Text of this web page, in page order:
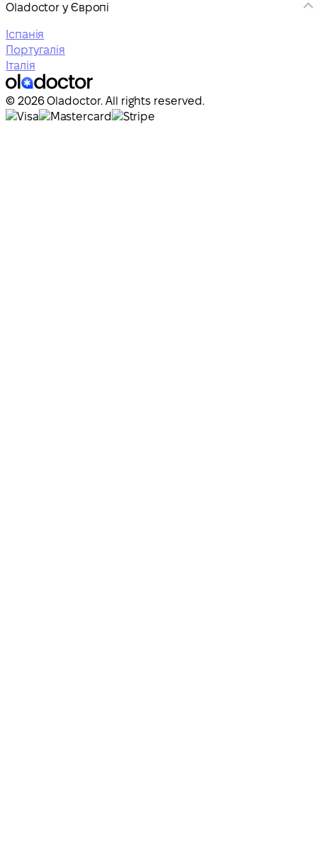
Oladoctor у Європі
Іспанія
Португалія
Італія
© 2026 Oladoctor. All rights reserved.